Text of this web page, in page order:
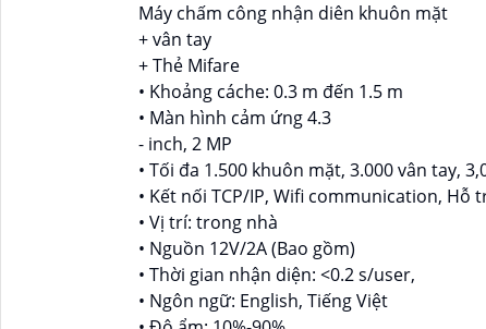
Máy chấm công nhận diên khuôn mặt
+ vân tay
+ Thẻ Mifare
• Khoảng cáche: 0.3 m đến 1.5 m
• Màn hình cảm ứng 4.3
- inch, 2 MP
• Tối đa 1.500 khuôn mặt, 3.000 vân tay,
• Kết nối TCP/IP, Wifi communication, Hỗ
• Vị trí: trong nhà
• Nguồn 12V/2A (Bao gồm)
• Thời gian nhận diện: <0.2 s/user,
• Ngôn ngữ: English, Tiếng Việt